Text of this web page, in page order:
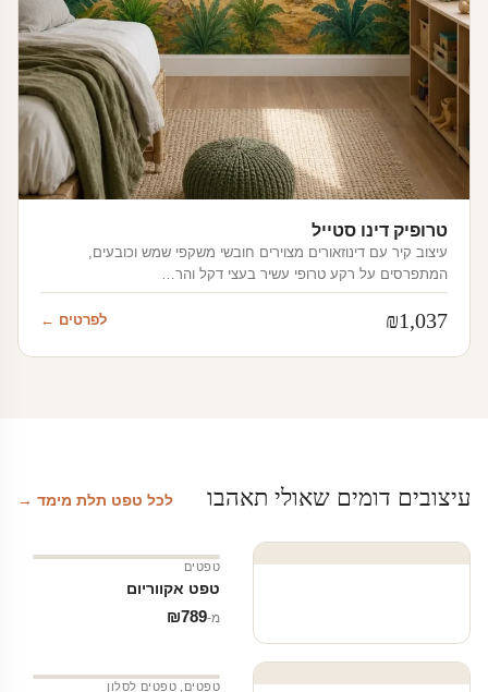
טרופיק דינו סטייל
עיצוב קיר עם דינוזאורים מצוירים חובשי משקפי שמש וכובעים,
המתפרסים על רקע טרופי עשיר בעצי דקל והר…
₪1,037 לפרטים ←
עיצובים דומים שאולי תאהבו לכל טפט תלת מימד →
טפטים
טפט אקווריום
מ‑ ₪789
טפטים טפטים לסלון